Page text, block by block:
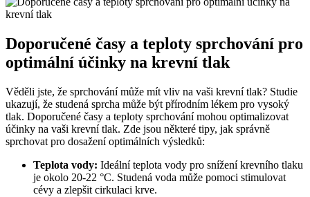
Doporučené časy a teploty sprchování pro
optimální účinky na krevní tlak
Věděli jste, že sprchování může mít vliv na vaši krevní tlak? Studie
ukazují, že studená sprcha může být přírodním lékem pro vysoký
tlak. Doporučené časy a teploty sprchování mohou optimalizovat
účinky na vaši krevní tlak. Zde jsou některé tipy, jak správně
sprchovat pro dosažení optimálních výsledků:
Teplota vody: Ideální teplota vody pro snížení krevního tlaku
je okolo 20-22 °C. Studená voda může pomoci stimulovat
cévy a zlepšit cirkulaci krve.